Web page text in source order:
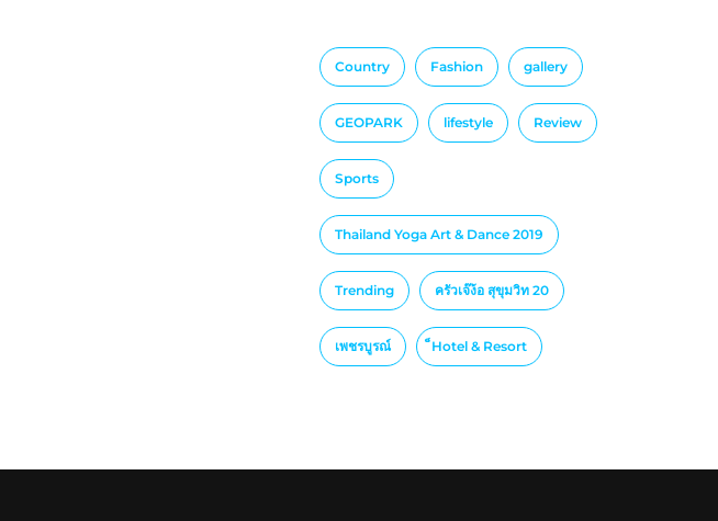
Country Fashion gallery
GEOPARK lifestyle Review
Sports
Thailand Yoga Art & Dance 2019
Trending ครัวเจ๊ง้อ สุขุมวิท 20
เพชรบูรณ์ ็Hotel & Resort